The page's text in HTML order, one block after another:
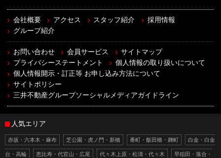
会社概要 アクセス スタッフ紹介
採用情報
グループ紹介
お問い合わせ 会員サービス
サイトマップ
プライバシーステートメント
個人情報の取り扱いについて
個人情報開示・訂正等 お申し込み方法について
サイトポリシー
三井不動産グループソーシャルメディアガイドライン
人気エリア
赤坂・六本木・麻布 芝公園・虎ノ門・新橋 番町・飯田橋・麹町 白金・白金
台・高輪 恵比寿・代官山・広尾 代々木上原・松濤・代々木 早稲田・落合・